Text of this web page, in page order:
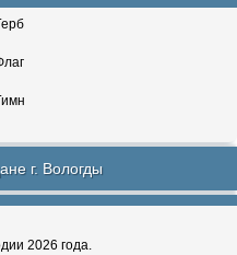
г. Вологды
2026 года.